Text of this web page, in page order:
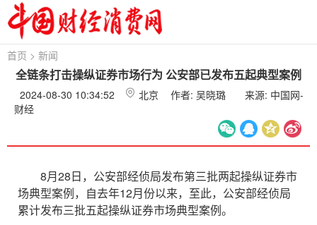
首页 > 新闻
全链条打击操纵证券市场行为 公安部已发布五起典型案例
2024-08-30 10:34:52 北京 作者: 吴晓璐
来源: 中国网-
财经
8月28日，公安部经侦局发布第三批两起操纵证券市
场典型案例，自去年12月份以来，至此，公安部经侦局
累计发布三批五起操纵证券市场典型案例。